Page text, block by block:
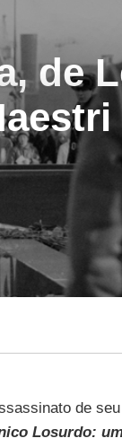
de
de
Losurdo: